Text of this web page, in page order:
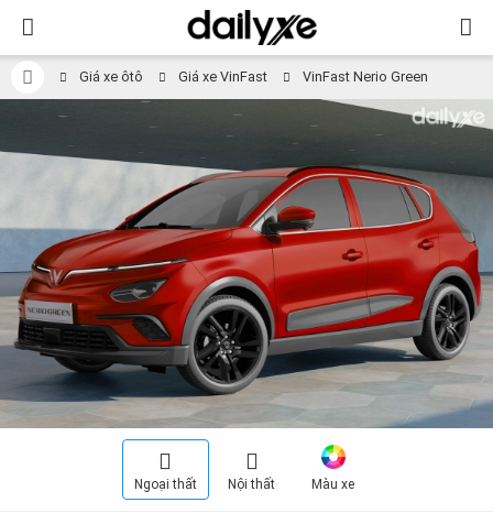
Giá xe ôtô Giá xe VinFast VinFast Nerio Green
Ngoại thất Nội thất Màu xe